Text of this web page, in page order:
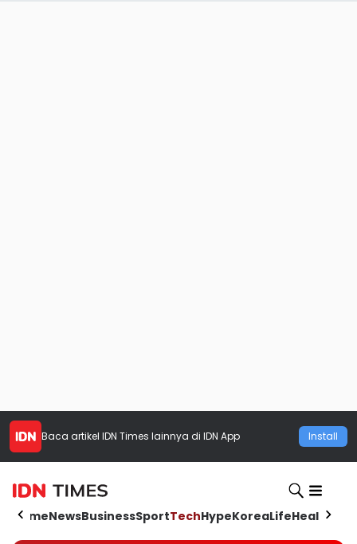
Baca artikel IDN Times lainnya di IDN App Install
HomeNewsBusinessSportTechHypeKoreaLifeHealth